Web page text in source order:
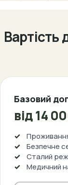
Вартість
Базовий
від 14
Безпечне
Сталий
Медичний